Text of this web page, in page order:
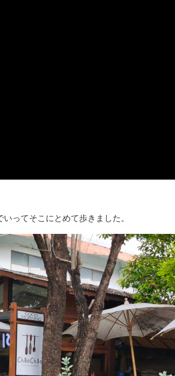
ってそこにとめて歩きました。